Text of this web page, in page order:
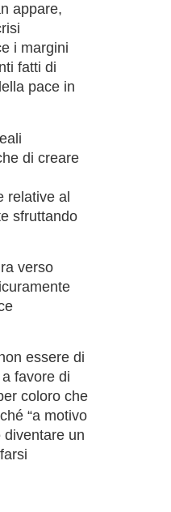
appare,
i margini
fatti di
pace in
di creare
relative al
sfruttando
verso
essere di
favore di
coloro che
“a motivo
diventare un